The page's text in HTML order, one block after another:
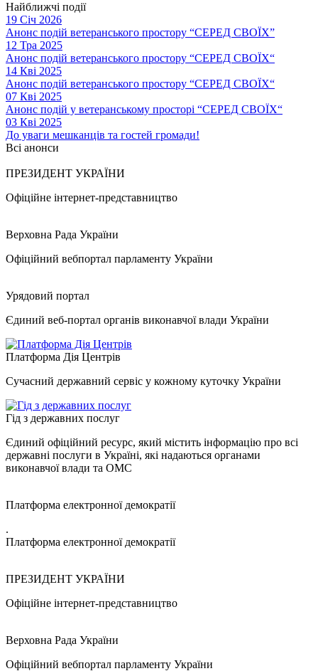
Найближчі події
19 Січ 2026
Анонс подій ветеранського простору “СЕРЕД СВОЇХ”
12 Тра 2025
Анонс подій ветеранського простору “СЕРЕД СВОЇХ“
14 Кві 2025
Анонс подій ветеранського простору “СЕРЕД СВОЇХ“
07 Кві 2025
Анонс подій у ветеранському просторі “СЕРЕД СВОЇХ“
03 Кві 2025
До уваги мешканців та гостей громади!
Всі анонси
ПРЕЗИДЕНТ УКРАЇНИ
Офіційне інтернет-представництво
Верховна Рада України
Офіційний вебпортал парламенту України
Урядовий портал
Єдиний веб-портал органів виконавчої влади України
Платформа Дія Центрів
Сучасний державний сервіс у кожному куточку України
Гід з державних послуг
Єдиний офіційний ресурс, який містить інформацію про всі
державні послуги в Україні, які надаються органами
виконавчої влади та ОМС
Платформа електронної демократії
.
Платформа електронної демократії
ПРЕЗИДЕНТ УКРАЇНИ
Офіційне інтернет-представництво
Верховна Рада України
Офіційний вебпортал парламенту України